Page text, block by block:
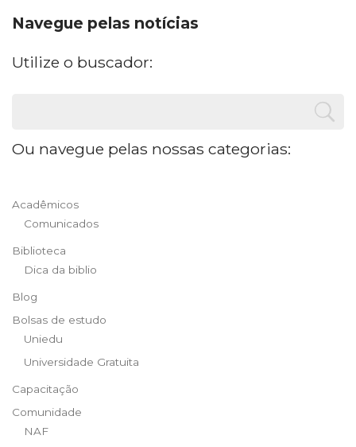
Navegue pelas notícias
Utilize o buscador:
Ou navegue pelas nossas categorias:
Acadêmicos
Comunicados
Biblioteca
Dica da biblio
Blog
Bolsas de estudo
Uniedu
Universidade Gratuita
Capacitação
Comunidade
NAF